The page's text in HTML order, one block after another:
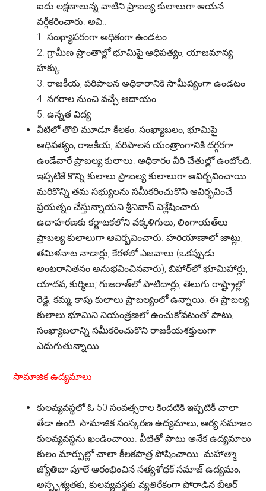
ఐదు లక్షణాలున్న వాటిని ప్రాబల్య కులాలుగా ఆయన
వర్గీకరించారు. అవి..
1. సంఖ్యాపరంగా అధికంగా ఉండటం
2. గ్రామీణ ప్రాంతాల్లో భూమిపై ఆధిపత్యం, యాజమాన్య
హక్కు
3. రాజకీయ, పరిపాలన అధికారానికి సామీప్యంగా ఉండటం
4. నగరాల నుంచి వచ్చే ఆదాయం
5. ఉన్నత విద్య
వీటిలో తొలి మూడూ కీలకం. సంఖ్యాబలం, భూమిపై
ఆధిపత్యం, రాజకీయ, పరిపాలన యంత్రాంగానికి దగ్గరగా
ఉండేవారే ప్రాబల్య కులాలు. అధికారం వీరి చేతుల్లో ఉంటోంది.
ఇప్పటికే కొన్ని కులాలు ప్రాబల్య కులాలుగా ఆవిర్భవించాయి.
మరికొన్ని తమ సభ్యులను సమీకరించుకొని ఆవిర్భవించే
ప్రయత్నం చేస్తున్నాయని శ్రీనివాస్ విశ్లేషించారు.
ఉదాహరణకు కర్ణాటకలోని వక్కళిగులు, లింగాయత్‌లు
ప్రాబల్య కులాలుగా ఆవిర్భవించారు. హరియాణాలో జాట్లు,
తమిళనాట నాడార్లు, కేరళలో ఎజవాలు (ఒకప్పుడు
అంటరానితనం అనుభవించినవారు), బిహార్‌లో భూమిహార్లు,
యాదవ, కుర్మిలు; గుజరాత్‌లో పాటిదార్లు, తెలుగు రాష్ట్రాల్లో
రెడ్డి, కమ్మ, కాపు కులాలు ప్రాబల్యంలో ఉన్నాయి. ఈ ప్రాబల్య
కులాలు భూమిని నియంత్రణలో ఉంచుకోవటంతో పాటు,
సంఖ్యాబలాన్ని సమీకరించుకొని రాజకీయశక్తులుగా
ఎదుగుతున్నాయి.
సామాజిక ఉద్యమాలు
కులవ్యవస్థలో ఓ 50 సంవత్సరాల కిందటికి ఇప్పటికీ చాలా
తేడా ఉంది. సామాజిక సంస్కరణ ఉద్యమాలు, ఆర్య సమాజం
కులవ్యవస్థను ఖండించాయి. వీటితో పాటు అనేక ఉద్యమాలు
కులం మార్పుల్లో చాలా కీలకపాత్ర పోషించాయి. మహాత్మా
జ్యోతిబా పూలే ఆరంభించిన సత్యశోధక్ సమాజ్ ఉద్యమం,
అస్పృశ్యతకు, కులవ్యవస్థకు వ్యతిరేకంగా పోరాడిన బీఆర్